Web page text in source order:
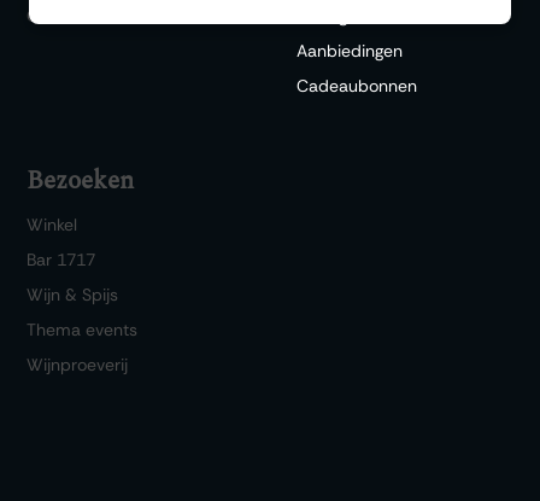
Over ons
Aanbiedingen
Cadeaubonnen
Bezoeken
Winkel
Bar 1717
Wijn & Spijs
Thema events
Wijnproeverij